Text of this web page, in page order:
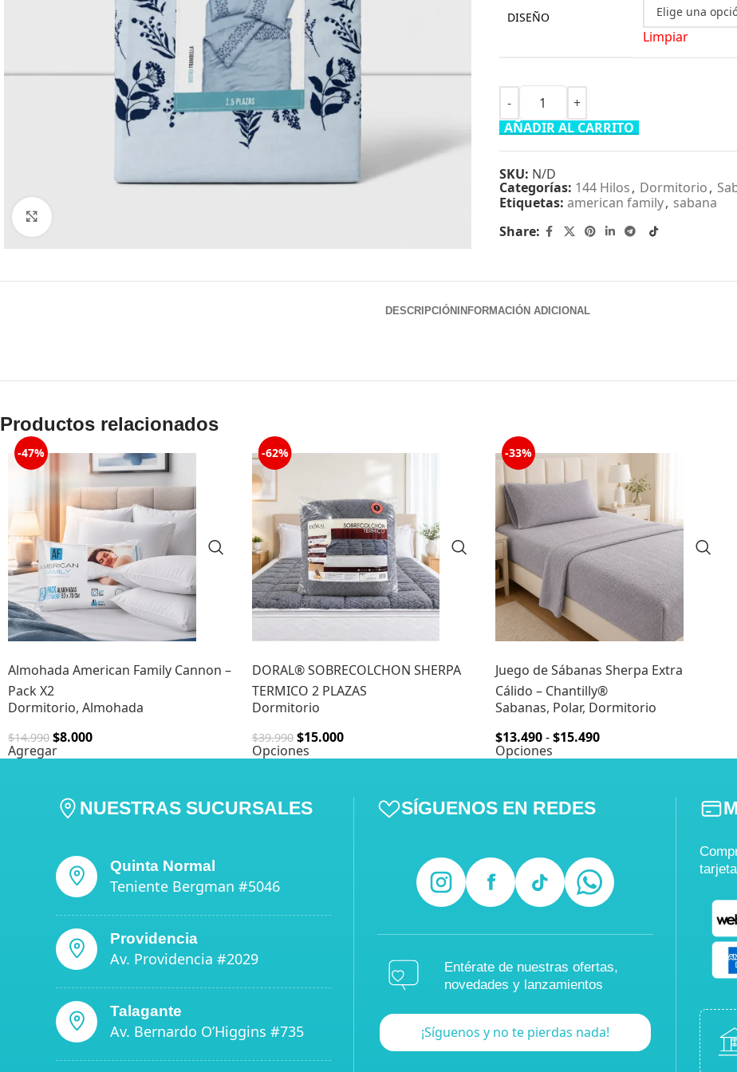
DISEÑO
Limpiar
AÑADIR AL CARRITO
SKU: N/D
Categorías: 144 Hilos, Dormitorio,
Etiquetas: american family, sabana
Share:
DESCRIPCIÓN INFORMACIÓN ADICIONAL
Productos relacionados
-47%
Almohada American Family Cannon –
Pack X2
Dormitorio, Almohada
$14.990 $8.000
Agregar
-62%
DORAL® SOBRECOLCHON SHERPA
TERMICO 2 PLAZAS
Dormitorio
$39.990 $15.000
Opciones
-33%
Juego de Sábanas Sherpa Extra
Cálido – Chantilly®
Sabanas, Polar, Dormitorio
$13.490-$15.490
Opciones
NUESTRAS SUCURSALES
Quinta Normal
Teniente Bergman #5046
Providencia
Av. Providencia #2029
Talagante
Av. Bernardo O’Higgins #735
SÍGUENOS EN REDES
Entérate de nuestras ofertas,
novedades y lanzamientos
¡Síguenos y no te pierdas nada!